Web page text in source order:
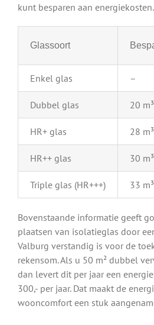
kunt besparen aan energiekosten.
Glassoort
Enkel glas –
Dubbel glas 20 m³
HR+ glas 28 m³
HR++ glas 30 m³
Triple glas (HR+++) 33 m³
Bovenstaande informatie geeft
plaatsen van isolatieglas door
Valburg verstandig is voor de
rekensom. Als u 50 m² dubbel
dan levert dit per jaar een
300,- per jaar. Dat maakt de
wooncomfort een stuk